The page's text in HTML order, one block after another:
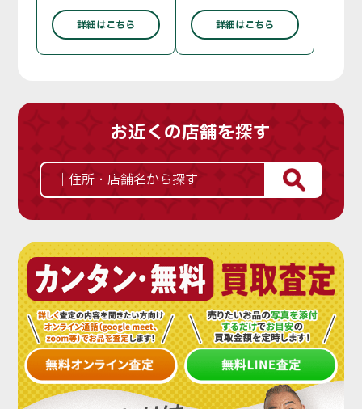
イアは青色を意味しま
す。 最高級の色味をコー
ンフラワーブルーが知ら
も高い価値があるものを
桃色と橙色の中間色の物
をパパラチアサファイア
詳細はこちら
の一種であり、天然に存
在する物質のうちで 最
も硬度が高く、無色透明
界的な品質評価基準を持
っています。 カラット、
カラー、クラリティ、カ
イヤモンドの品質を表す
４Cで構成される国際的
れました。
詳細はこちら
お近くの店舗を探す